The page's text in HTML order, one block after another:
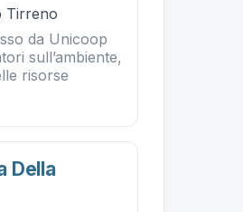
Tirreno
da Unicoop
sull’ambiente,
risorse
Della